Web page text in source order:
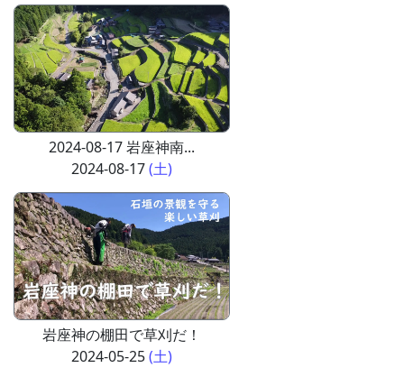
2024-08-17 岩座神南...
2024-08-17(土)
岩座神の棚田で草刈だ！
2024-05-25(土)